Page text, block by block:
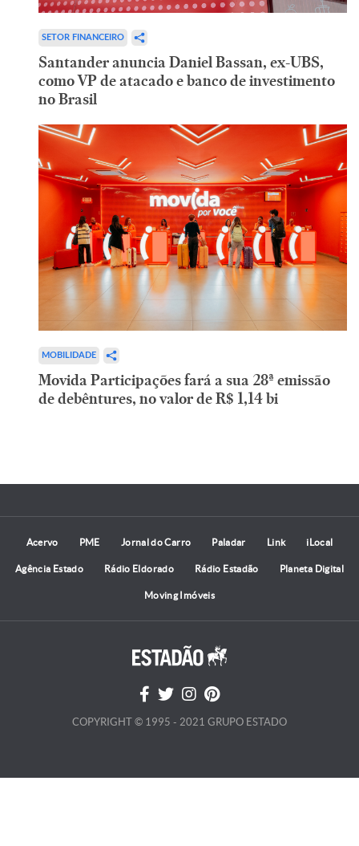
SETOR FINANCEIRO
Santander anuncia Daniel Bassan, ex-UBS,
como VP de atacado e banco de investimento
no Brasil
MOBILIDADE
Movida Participações fará a sua 28ª emissão
de debêntures, no valor de R$ 1,14 bi
Acervo PME Jornal do Carro Paladar Link iLocal
Agência Estado Rádio Eldorado Rádio Estadão Planeta Digital
Moving Imóveis
COPYRIGHT © 1995 - 2021 GRUPO ESTADO